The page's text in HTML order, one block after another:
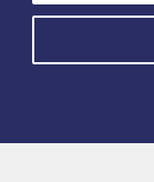
Imagefolder
Immobilien